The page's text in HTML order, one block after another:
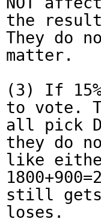
the result
They do
matter.
(3) If
to vote.
all pick
they do
like
still gets
loses.